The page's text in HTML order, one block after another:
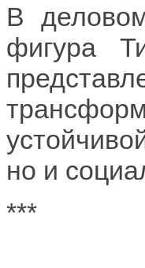
В
фигура
но и
***